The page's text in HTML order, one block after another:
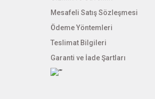
Mesafeli Satış Sözleşmesi
Ödeme Yöntemleri
Teslimat Bilgileri
Garanti ve İade Şartları